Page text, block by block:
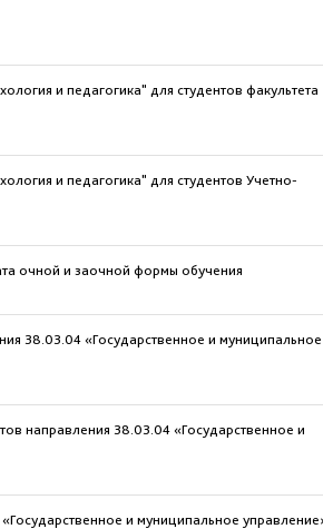
и педагогика" для студентов факультета
и педагогика" для студентов Учетно-
очной и заочной формы обучения
38.03.04 «Государственное и муниципальное
направления 38.03.04 «Государственное и
и муниципальное